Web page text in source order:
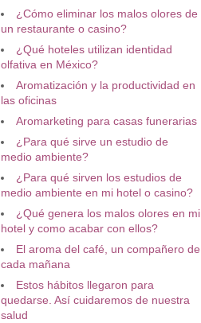
¿Cómo eliminar los malos olores de
un restaurante o casino?
¿Qué hoteles utilizan identidad
olfativa en México?
Aromatización y la productividad en
las oficinas
Aromarketing para casas funerarias
¿Para qué sirve un estudio de
medio ambiente?
¿Para qué sirven los estudios de
medio ambiente en mi hotel o casino?
¿Qué genera los malos olores en mi
hotel y como acabar con ellos?
El aroma del café, un compañero de
cada mañana
Estos hábitos llegaron para
quedarse. Así cuidaremos de nuestra
salud